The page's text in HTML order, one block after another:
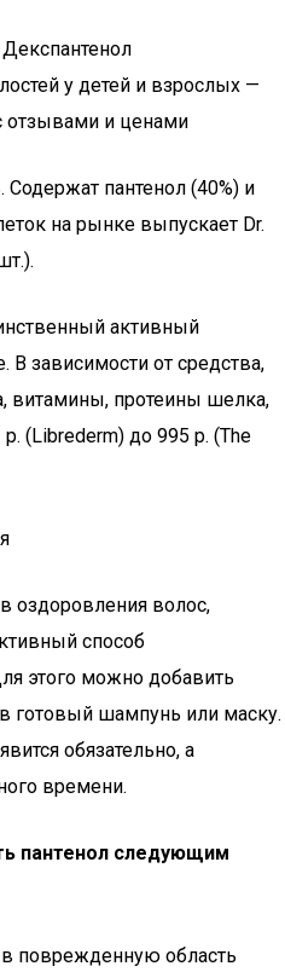
у детей и взрослых —
и ценами
пантенол (40%) и
на рынке выпускает Dr.
активный
В зависимости от средства,
витамины, протеины шелка,
(Librederm) до 995 р. (The
оздоровления волос,
способ
этого можно добавить
готовый шампунь или маску.
обязательно, а
времени.
пантенол следующим
поврежденную область